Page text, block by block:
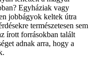
Egyháziak vagy
jobbágyok keltek útra
természetesen sem
írott forrásokban talált
adnak arra, hogy a